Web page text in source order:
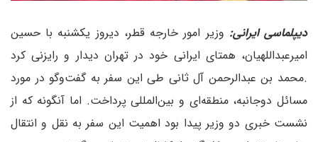
دیپلماسی ایرانی: وزیر امور خارجه قطر، دیروز یکشنبه با حسین
امیرعبداللهیان، همتای ایرانی خود در تهران دیدار و رایزنی کرد
.محمد بن عبدالرحمن آل ثانی طی این سفر به گفت‌وگو در مورد
مسائل دوجانبه، منطقه‌ای و بین‌المللی پرداخت. اما آنگونه که از
نشست خبری دو وزیر پیدا بود اهمیت این سفر به نقل و انتقال